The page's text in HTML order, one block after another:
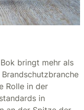
bringt mehr als
Rolle in der
in